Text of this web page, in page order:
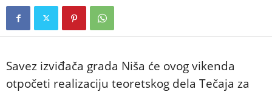
Savez izviđača grada Niša će ovog vikenda
otpočeti realizaciju teoretskog dela Tečaja za